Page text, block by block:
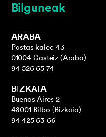
Bilguneak
ARABA
Postas kalea 43
01004 Gasteiz (Araba)
94 526 65 74
BIZKAIA
Buenos Aires 2
48001 Bilbo (Bizkaia)
94 425 63 66